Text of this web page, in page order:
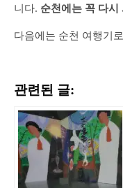
니다. 순천에는 꼭 다
다음에는 순천 여행기
관련된 글: